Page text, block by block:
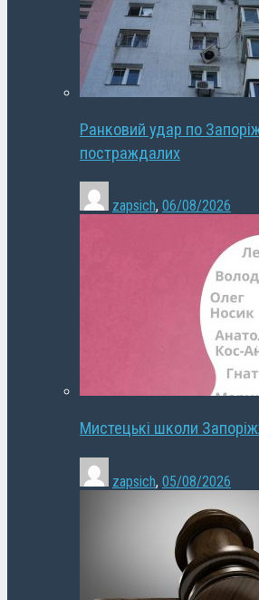
Ранковий удар по
постраждалих
zapsich, 06/08/2026
Мистецькі школи
zapsich, 05/08/2026